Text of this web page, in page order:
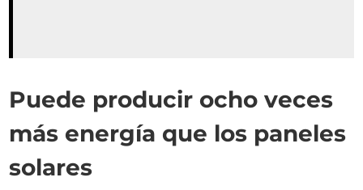
Puede producir ocho veces
más energía que los paneles
solares